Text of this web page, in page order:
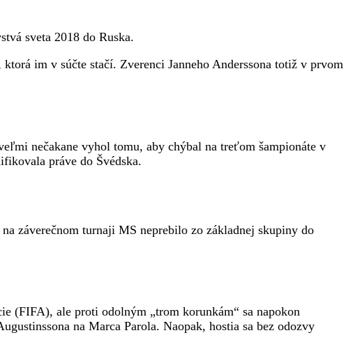
sveta 2018 do Ruska.
im v súčte stačí. Zverenci Janneho Anderssona totiž v prvom
nečakane vyhol tomu, aby chýbal na treťom šampionáte v
práve do Švédska.
záverečnom turnaji MS neprebilo zo základnej skupiny do
(FIFA), ale proti odolným „trom korunkám“ sa napokon
na Marca Parola. Naopak, hostia sa bez odozvy